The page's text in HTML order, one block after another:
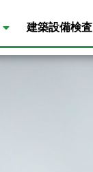
建築設備検査